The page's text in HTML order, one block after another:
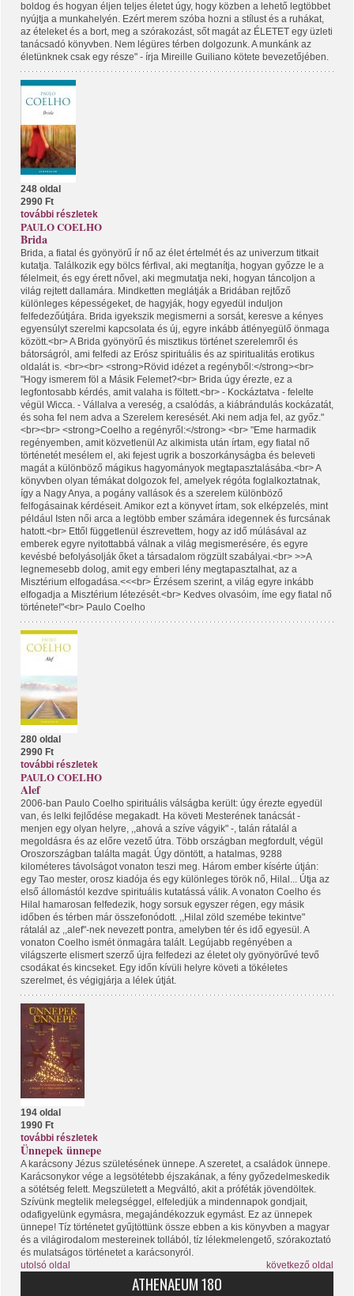
boldog és hogyan éljen teljes életet úgy, hogy közben a lehető legtöbbet
nyújtja a munkahelyén. Ezért merem szóba hozni a stílust és a ruhákat,
az ételeket és a bort, meg a szórakozást, sőt magát az ÉLETET egy üzleti
tanácsadó könyvben. Nem légüres térben dolgozunk. A munkánk az
életünknek csak egy része" - írja Mireille Guiliano kötete bevezetőjében.
248 oldal
2990 Ft
további részletek
PAULO COELHO
Brida
Brida, a fiatal és gyönyörű ír nő az élet értelmét és az univerzum titkait
kutatja. Találkozik egy bölcs férfival, aki megtanítja, hogyan győzze le a
félelmeit, és egy érett nővel, aki megmutatja neki, hogyan táncoljon a
világ rejtett dallamára. Mindketten meglátják a Bridában rejtőző
különleges képességeket, de hagyják, hogy egyedül induljon
felfedezőútjára. Brida igyekszik megismerni a sorsát, keresve a kényes
egyensúlyt szerelmi kapcsolata és új, egyre inkább átlényegülő önmaga
között.<br> A Brida gyönyörű és misztikus történet szerelemről és
bátorságról, ami felfedi az Erósz spirituális és az spiritualitás erotikus
oldalát is. <br><br> <strong>Rövid idézet a regényből:</strong><br>
"Hogy ismerem föl a Másik Felemet?<br> Brida úgy érezte, ez a
legfontosabb kérdés, amit valaha is föltett.<br> - Kockáztatva - felelte
végül Wicca. - Vállalva a vereség, a csalódás, a kiábrándulás kockázatát,
és soha fel nem adva a Szerelem keresését. Aki nem adja fel, az győz."
<br><br> <strong>Coelho a regényről:</strong> <br> "Eme harmadik
regényemben, amit közvetlenül Az alkimista után írtam, egy fiatal nő
történetét mesélem el, aki fejest ugrik a boszorkányságba és beleveti
magát a különböző mágikus hagyományok megtapasztalásába.<br> A
könyvben olyan témákat dolgozok fel, amelyek régóta foglalkoztatnak,
így a Nagy Anya, a pogány vallások és a szerelem különböző
felfogásainak kérdéseit. Amikor ezt a könyvet írtam, sok elképzelés, mint
például Isten női arca a legtöbb ember számára idegennek és furcsának
hatott.<br> Ettől függetlenül észrevettem, hogy az idő múlásával az
emberek egyre nyitottabbá válnak a világ megismerésére, és egyre
kevésbé befolyásolják őket a társadalom rögzült szabályai.<br> >>A
legnemesebb dolog, amit egy emberi lény megtapasztalhat, az a
Misztérium elfogadása.<<<br> Érzésem szerint, a világ egyre inkább
elfogadja a Misztérium létezését.<br> Kedves olvasóim, íme egy fiatal nő
története!"<br> Paulo Coelho
280 oldal
2990 Ft
további részletek
PAULO COELHO
Alef
2006-ban Paulo Coelho spirituális válságba került: úgy érezte egyedül
van, és lelki fejlődése megakadt. Ha követi Mesterének tanácsát -
menjen egy olyan helyre, ,,ahová a szíve vágyik" -, talán rátalál a
megoldásra és az előre vezető útra. Több országban megfordult, végül
Oroszországban találta magát. Úgy döntött, a hatalmas, 9288
kilométeres távolságot vonaton teszi meg. Három ember kísérte útján:
egy Tao mester, orosz kiadója és egy különleges török nő, Hilal... Útja az
első állomástól kezdve spirituális kutatássá válik. A vonaton Coelho és
Hilal hamarosan felfedezik, hogy sorsuk egyszer régen, egy másik
időben és térben már összefonódott. ,,Hilal zöld szemébe tekintve"
rátalál az ,,alef"-nek nevezett pontra, amelyben tér és idő egyesül. A
vonaton Coelho ismét önmagára talált. Legújabb regényében a
világszerte elismert szerző újra felfedezi az életet oly gyönyörűvé tevő
csodákat és kincseket. Egy időn kívüli helyre követi a tökéletes
szerelmet, és végigjárja a lélek útját.
194 oldal
1990 Ft
további részletek
Ünnepek ünnepe
A karácsony Jézus születésének ünnepe. A szeretet, a családok ünnepe.
Karácsonykor vége a legsötétebb éjszakának, a fény győzedelmeskedik
a sötétség felett. Megszületett a Megváltó, akit a próféták jövendöltek.
Szívünk megtelik melegséggel, elfeledjük a mindennapok gondjait,
odafigyelünk egymásra, megajándékozzuk egymást. Ez az ünnepek
ünnepe! Tíz történetet gyűjtöttünk össze ebben a kis könyvben a magyar
és a világirodalom mestereinek tollából, tíz lélekmelengető, szórakoztató
és mulatságos történetet a karácsonyról.
következő oldal
utolsó oldal
ATHENAEUM 180